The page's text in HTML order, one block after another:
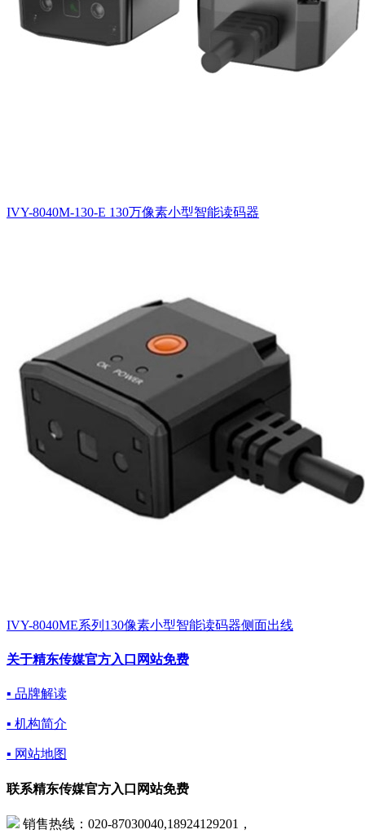
IVY-8040M-130-E 130万像素小型智能读码器
IVY-8040ME系列130像素小型智能读码器侧面出线
关于精东传媒官方入口网站免费
▪ 品牌解读
▪ 机构简介
▪ 网站地图
联系精东传媒官方入口网站免费
销售热线：020-87030040,18924129201，